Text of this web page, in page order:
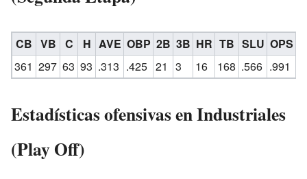
CB VB C H AVE OBP 2B 3B HR TB SLU OPS
361 297 63 93 .313 .425 21 3 16 168 .566 .991
Estadísticas ofensivas en Industriales
(Play Off)